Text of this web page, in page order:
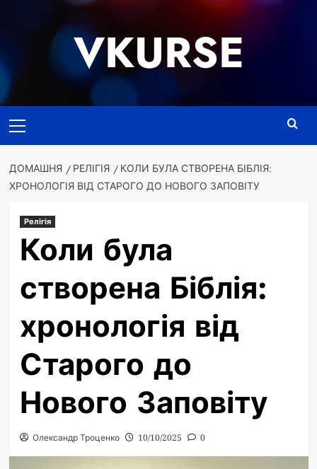
VKURSE
меню
ДОМАШНЯ РЕЛІГІЯ
КОЛИ БУЛА СТВОРЕНА БІБЛІЯ:
ХРОНОЛОГІЯ ВІД СТАРОГО ДО НОВОГО ЗАПОВІТУ
Релігія
Коли була
створена Біблія:
хронологія від
Старого до
Нового Заповіту
Олександр Троценко 10/10/2025 0